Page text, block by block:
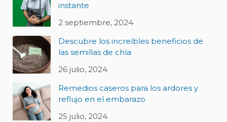
instante
2 septiembre, 2024
Descubre los increíbles beneficios de
las semillas de chía
26 julio, 2024
Remedios caseros para los ardores y
reflujo en el embarazo
25 julio, 2024